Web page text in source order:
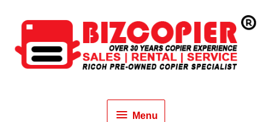
Menu